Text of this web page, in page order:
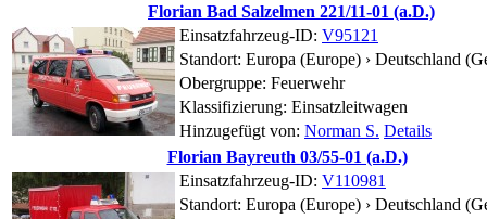
Florian Bad Salzelmen 221/11-01 (a.D.)
Einsatzfahrzeug-ID: V95121
Standort: Europa (Europe) › Deutschland
Obergruppe: Feuerwehr
Klassifizierung: Einsatzleitwagen
Hinzugefügt von: Norman S. Details
Florian Bayreuth 03/55-01 (a.D.)
Einsatzfahrzeug-ID: V110981
Standort: Europa (Europe) › Deutschland